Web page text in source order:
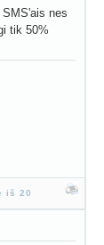
nes
tik 50%
iš 20